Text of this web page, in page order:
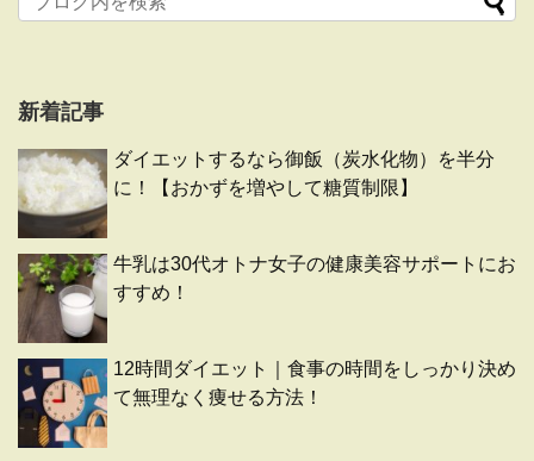
新着記事
ダイエットするなら御飯（炭水化物）を半分
に！【おかずを増やして糖質制限】
牛乳は30代オトナ女子の健康美容サポートにお
すすめ！
12時間ダイエット｜食事の時間をしっかり決め
て無理なく痩せる方法！